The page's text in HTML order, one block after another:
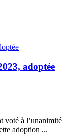
adoptée
voté à l’unanimité
adoption ...